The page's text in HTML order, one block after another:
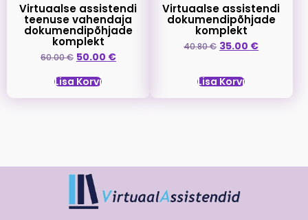
Virtuaalse assistendi
teenuse vahendaja
dokumendipõhjade
komplekt
60.00€ 50.00 €
Lisa Korvi
Virtuaalse assistendi
dokumendipõhjade
komplekt
40.80€ 35.00 €
Lisa Korvi